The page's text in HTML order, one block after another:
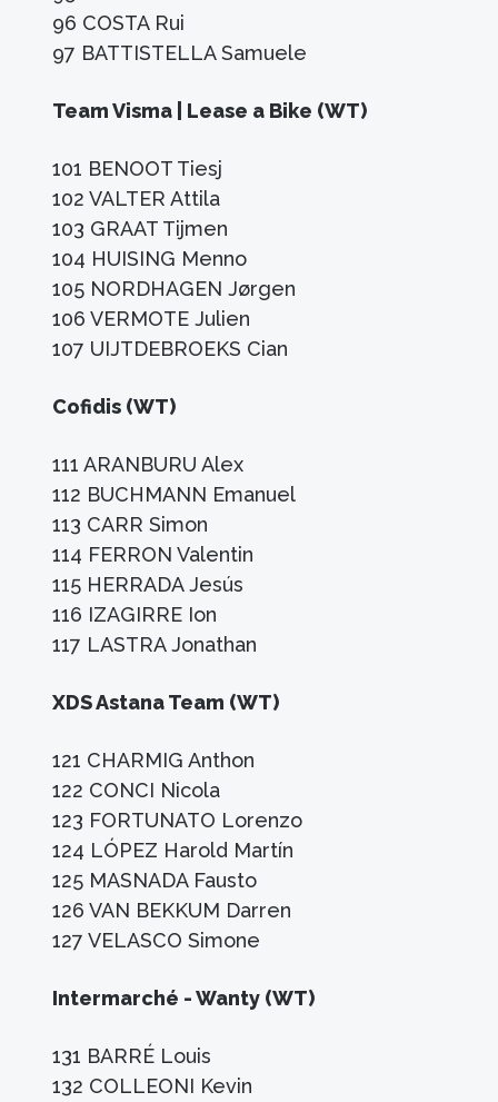
96 COSTA Rui
97 BATTISTELLA Samuele
Team Visma | Lease a Bike (WT)
101 BENOOT Tiesj
102 VALTER Attila
103 GRAAT Tijmen
104 HUISING Menno
105 NORDHAGEN Jørgen
106 VERMOTE Julien
107 UIJTDEBROEKS Cian
Cofidis (WT)
111 ARANBURU Alex
112 BUCHMANN Emanuel
113 CARR Simon
114 FERRON Valentin
115 HERRADA Jesús
116 IZAGIRRE Ion
117 LASTRA Jonathan
XDS Astana Team (WT)
121 CHARMIG Anthon
122 CONCI Nicola
123 FORTUNATO Lorenzo
124 LÓPEZ Harold Martín
125 MASNADA Fausto
126 VAN BEKKUM Darren
127 VELASCO Simone
Intermarché - Wanty (WT)
131 BARRÉ Louis
132 COLLEONI Kevin